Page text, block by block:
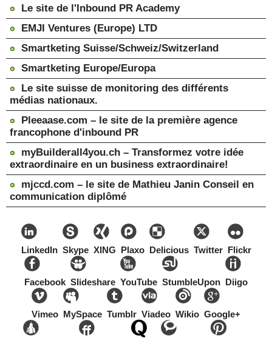
Le site de l'Inbound PR Academy
EMJI Ventures (Europe) LTD
Smartketing Suisse/Schweiz/Switzerland
Smartketing Europe/Europa
Le site suisse de monitoring des différents
médias nationaux.
Pleeaase.com – le site de la première agence
francophone d'inbound PR
myBuilderall4you.ch – Transformez votre idée
extraordinaire en un business extraordinaire!
mjccd.com – le site de Mathieu Janin Conseil en
communication diplômé
LinkedIn Skype XING Plaxo Delicious Twitter Flickr
Facebook Slideshare YouTube StumbleUpon Diigo
Vimeo MySpace Tumblr Viadeo Wikio Google+